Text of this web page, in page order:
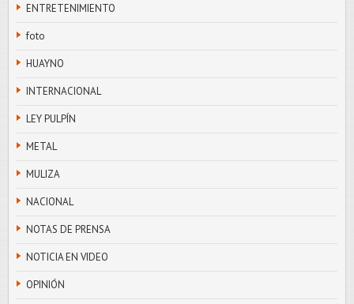
ENTRETENIMIENTO
foto
HUAYNO
INTERNACIONAL
LEY PULPÍN
METAL
MULIZA
NACIONAL
NOTAS DE PRENSA
NOTICIA EN VIDEO
OPINIÓN